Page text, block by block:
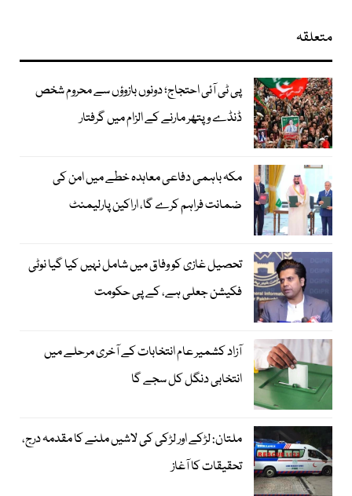
متعلقہ
پی ٹی آئی احتجاج؛ دونوں بازوؤں سے محروم شخص
ڈنڈے و پتھر مارنے کے الزام میں گرفتار
مکہ باہمی دفاعی معاہدہ خطے میں امن کی
ضمانت فراہم کرے گا، اراکین پارلیمنٹ
تحصیل غازی کو وفاق میں شامل نہیں کیا گیا نوٹی
فکیشن جعلی ہے، کے پی حکومت
آزاد کشمیر عام انتخابات کے آخری مرحلے میں
انتخابی دنگل کل سجے گا
ملتان: لڑکے اور لڑکی کی لاشیں ملنے کا مقدمہ درج،
تحقیقات کا آغاز